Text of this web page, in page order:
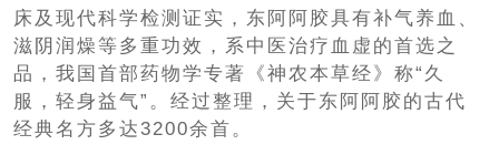
床及现代科学检测证实，东阿阿胶具有补气养血、
滋阴润燥等多重功效，系中医治疗血虚的首选之
品，我国首部药物学专著《神农本草经》称“久
服，轻身益气”。经过整理，关于东阿阿胶的古代
经典名方多达3200余首。